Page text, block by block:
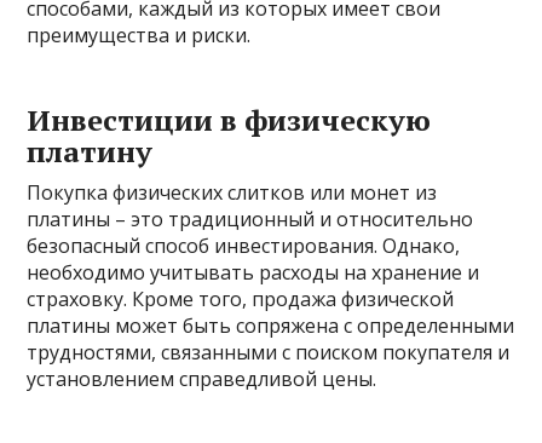
способами, каждый из которых имеет свои
преимущества и риски.
Инвестиции в физическую
платину
Покупка физических слитков или монет из
платины – это традиционный и относительно
безопасный способ инвестирования. Однако,
необходимо учитывать расходы на хранение и
страховку. Кроме того, продажа физической
платины может быть сопряжена с определенными
трудностями, связанными с поиском покупателя и
установлением справедливой цены.